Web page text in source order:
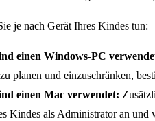
je nach Gerät Ihres Kindes tun:
einen Windows-PC
planen und einzuschränken,
einen Mac verwendet:
Kindes als Administrator an und